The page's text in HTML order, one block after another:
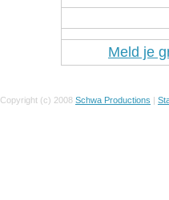
Meld je
Copyright (c) 2008 Schwa Productions |